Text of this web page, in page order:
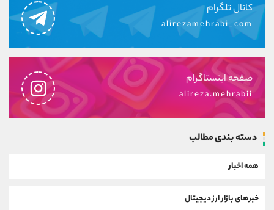
کانال تلگرام
alirezamehrabi_com
صفحه اینستاگرام
alireza.mehrabii
دسته بندی مطالب
همه اخبار
خبرهای بازار ارز دیجیتال